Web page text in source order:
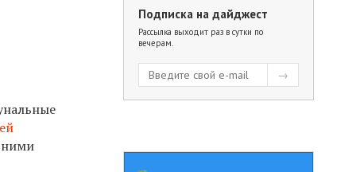
Подписка на дайджест
Рассылка выходит раз в сутки по
вечерам.